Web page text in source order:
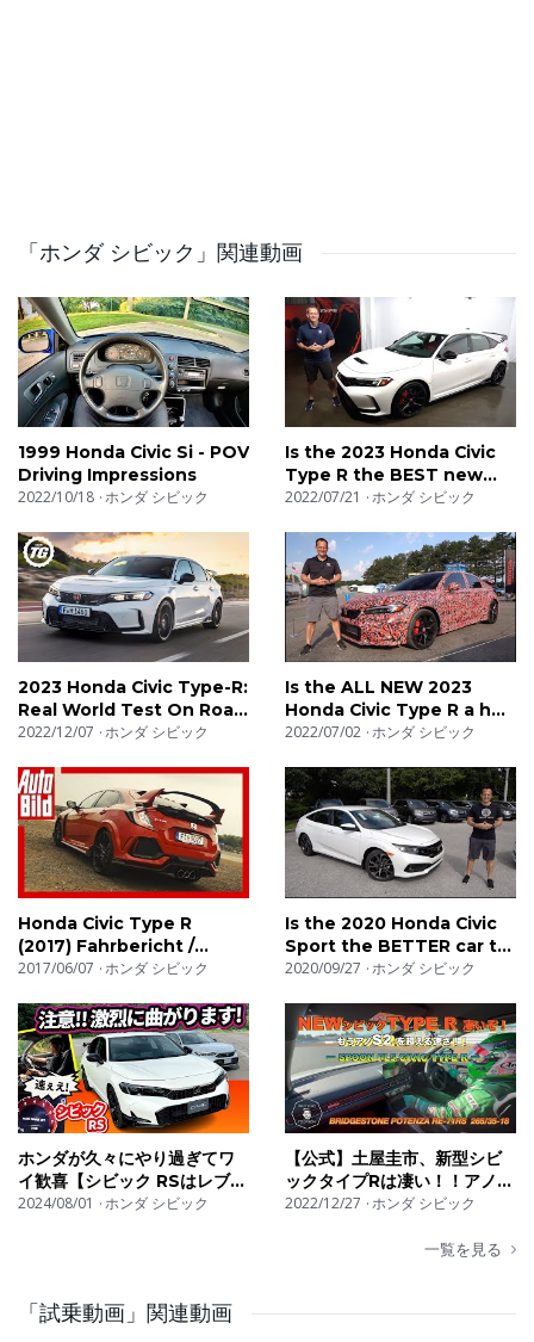
want to hear! We review all sorts of performance cars.
In the different playlists you can enjoy exhaust sounds,
acceleration tests (0-100, 0-200) with launch control,
onboard cams and the revving sound of each car. Exotic
cars, hothatches, power sedans. We have it all!
DE: Wir nehmen alle möglichen leistungsstarken Autos
unter ein Lupe. In den verschiedenen Playlists könnt ihr
ausreizende Sounds genießen, Beschleunigungstests
und den hochtourigen Sound der Autos. Exotische
Autos, sportliche Kompaktwagen und kraftvolle
Limousinen. Wir haben sie alle!
FR: A travers les différentes playlists, vous pourrez
apprécier des bruits d’échappements, des tests
d’accélérations (0- 100, 0-200), des caméras
embarquées ainsi que le son à l’accélération des
voitures. Des voitures de rallyes aux berlines
surpuissantes en passant par des bolides hors-
norme...nous avons tout ce qu’il vous faut !
PL: Testujemy i oceniamy samochody - w naszych
playlistach posłuchasz dźwięku silników, obejrzysz testy
przyspieszenia (0-100, 0-200) z launch control,
kamerami wewnątrz kabiny i wibrującym dźwiękiem
każdego
samochodu. Egzotyczne auta, hothatch, sportowe
sedany - znajdziesz je wszystkie tutaj!
IT: Auto-Top è una società che si occupa di riprese e
test drive. Non siamo interessati a macchine che
veramente veloci). Noi vogliamo sentire scarichi che
tipo di auto sportiva. Nelle nostre playlist troverai sound
「ホンダ シビック」関連動画
1999 Honda Civic Si - POV
Driving Impressions
2022/10/18 ホンダ シビック
Is the 2023 Honda Civic
Type R the BEST new
performance car to
2022/07/21 ホンダ シビック
2023 Honda Civic Type-R:
Real World Test On Road
And Track | Top Gear
2022/12/07 ホンダ シビック
Is the ALL NEW 2023
Honda Civic Type R a hot
hatch WORTH the
2022/07/02 ホンダ シビック
Honda Civic Type R
(2017) Fahrbericht /
Review / Sound
2017/06/07 ホンダ シビック
Is the 2020 Honda Civic
Sport the BETTER car to
BUY than a Corolla?
2020/09/27 ホンダ シビック
ホンダが久々にやり過ぎてワ
イ歓喜【シビック RSはレブマ
ッチと鬼ブレーキ採用】
2024/08/01 ホンダ シビック
【公式】土屋圭市、新型シビ
ックタイプRは凄い！！アノ
S2000万円を超えちゃった^^
Powered by SPOON
2022/12/27 ホンダ シビック
一覧を見る
「試乗動画」関連動画